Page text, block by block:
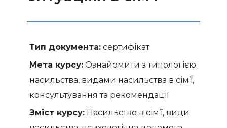
Тип документа: сертифікат
Мета курсу: Ознайомити з типологією
насильства, видами насильства в сім’ї,
консультування та рекомендації
Зміст курсу: Насильство в сім’ї, види